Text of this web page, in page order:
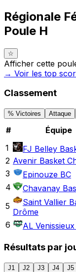
Régionale
Poule H
☆
Afficher cette
→ Voir les top
Classement
% Victoires Attaque
# Équipe
1
FJ Belley
2 Avenir Basket
3
Epinouze BC
4
Chavanay
5
Saint Vallier
Drôme
6
AL
Résultats par
J1 J2 J3 J4 J5